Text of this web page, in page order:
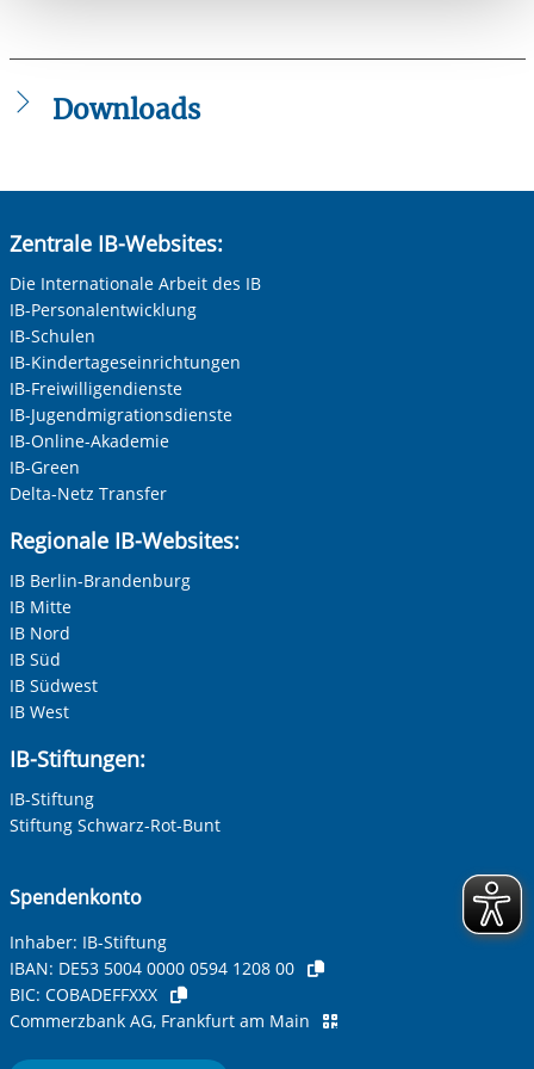
Downloads
ambulante_Hilfe_VG_Werbung.pdf
Zentrale IB-Websites:
Die Internationale Arbeit des IB
IB-Personalentwicklung
IB-Schulen
IB-Kindertageseinrichtungen
IB-Freiwilligendienste
IB-Jugendmigrationsdienste
IB-Online-Akademie
IB-Green
Delta-Netz Transfer
Regionale IB-Websites:
IB Berlin-Brandenburg
IB Mitte
IB Nord
IB Süd
IB Südwest
IB West
IB-Stiftungen:
IB-Stiftung
Stiftung Schwarz-Rot-Bunt
Spendenkonto
Inhaber: IB-Stiftung
IBAN: DE53 5004 0000 0594 1208 00
BIC: COBADEFFXXX
Commerzbank AG, Frankfurt am Main